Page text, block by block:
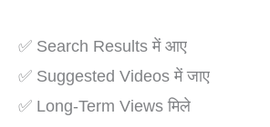
✅ Search Results में आए
✅ Suggested Videos में जाए
✅ Long-Term Views मिले